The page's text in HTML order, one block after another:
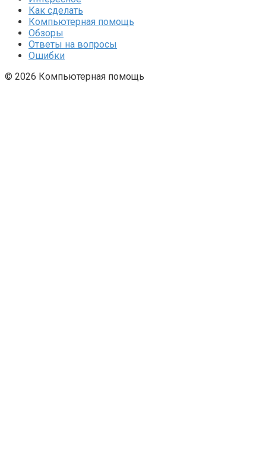
Как сделать
Компьютерная помощь
Обзоры
Ответы на вопросы
Ошибки
© 2026 Компьютерная помощь